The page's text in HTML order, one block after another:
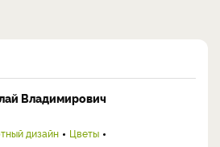
Владимирович
дизайн
Цветы